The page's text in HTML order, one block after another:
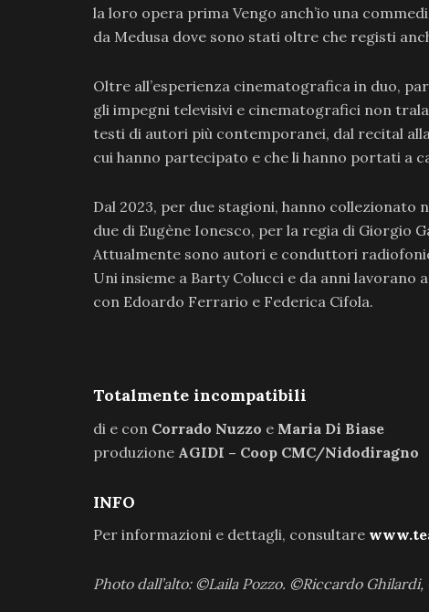
la loro opera prima Vengo anch’io una
da Medusa dove sono stati oltre che registi
Oltre all’esperienza cinematografica in duo,
gli impegni televisivi e cinematografici non
testi di autori più contemporanei, dal recital
cui hanno partecipato e che li hanno portati a
Dal 2023, per due stagioni, hanno
due di Eugène Ionesco, per la regia di Giorgio
Attualmente sono autori e conduttori
Uni insieme a Barty Colucci e da anni lavorano
con Edoardo Ferrario e Federica Cifola.
Totalmente incompatibili
di e con Corrado Nuzzo e Maria Di Biase
produzione AGIDI – Coop CMC/Nidodiragno
INFO
Per informazioni e dettagli, consultare
Photo dall’alto: ©Laila Pozzo. ©Riccardo